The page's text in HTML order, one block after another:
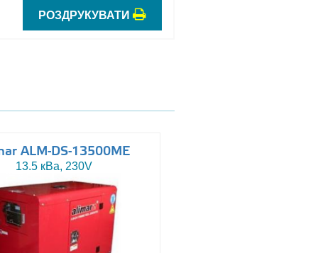
РОЗДРУКУВАТИ
ALM-DS-13500ME
13.5 кВа, 230V